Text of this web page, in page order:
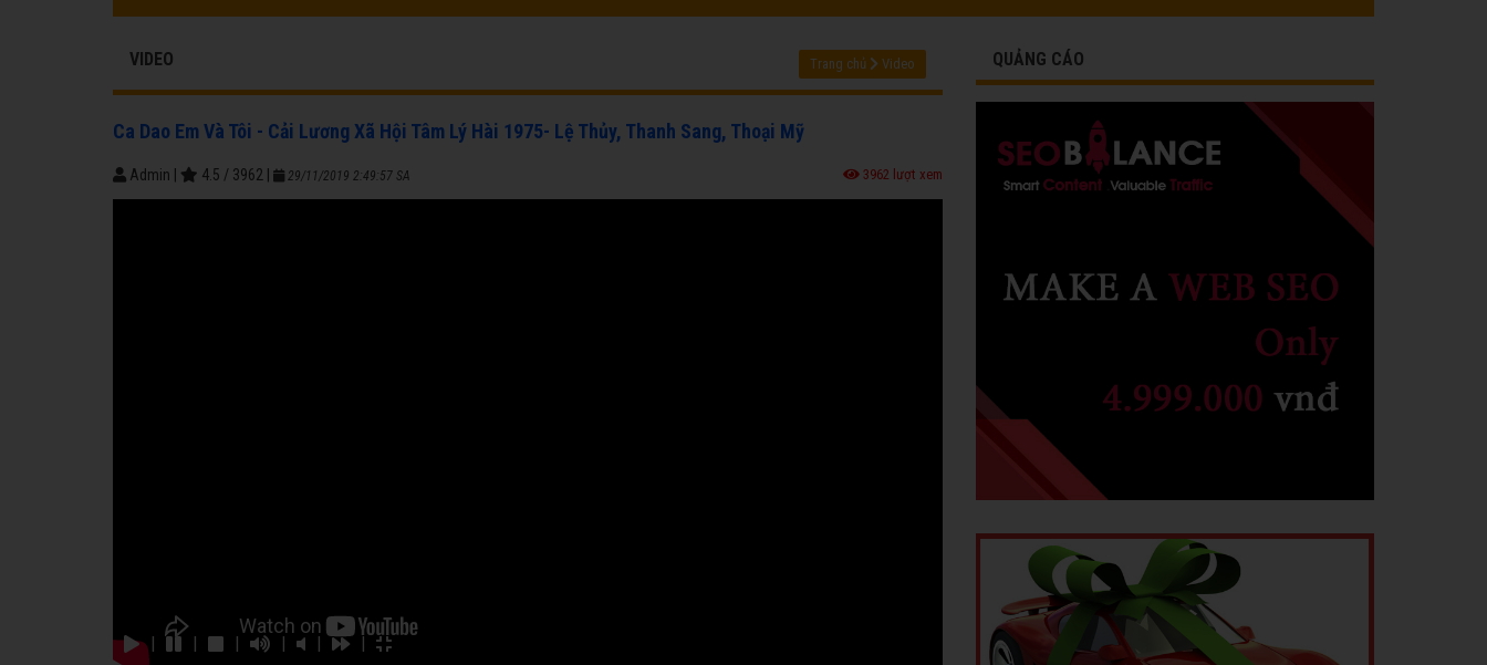
VIDEO Trang chủ Video
Ca Dao Em Và Tôi - Cải Lương Xã Hội Tâm Lý Hài 1975- Lệ Thủy, Thanh Sang, Thoại Mỹ
Admin 4.5 / 3962 29/11/2019 2:49:57 SA 3962 lượt xem
| | | | | |
QUẢNG CÁO